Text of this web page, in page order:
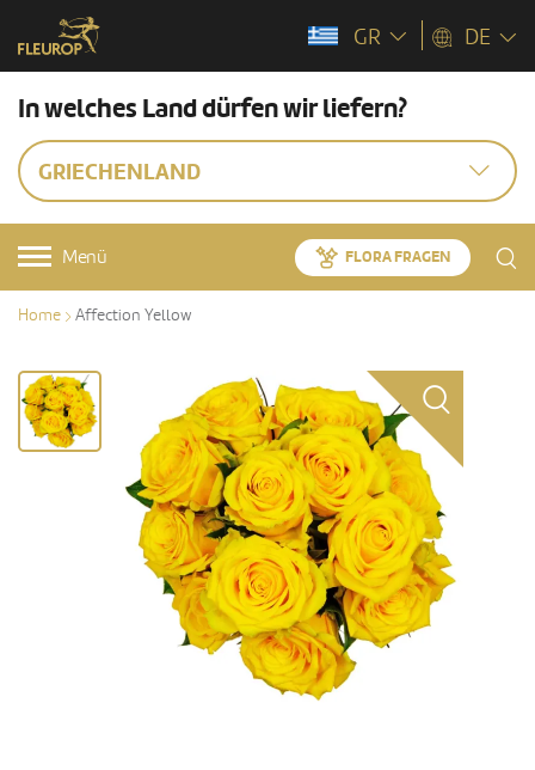
GR DE
In welches Land dürfen wir liefern?
GRIECHENLAND
Menü FLORA FRAGEN
Home Affection Yellow